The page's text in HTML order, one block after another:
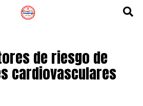
de riesgo de
cardiovasculares